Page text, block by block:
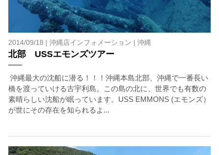
2014/09/18 | 沖縄店インフォメーション | 沖縄
北部 USSエモンズツアー
沖縄最大の沈船に潜る！！！沖縄本島北部、沖縄で一番長い
橋を渡っていける古宇利島。この島の北に、世界でも有数の
素晴らしい沈船が眠っています。USS EMMONS (エモンズ）
が世にその存在を知られるよ...